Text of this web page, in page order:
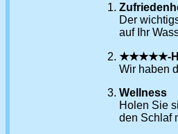
Der
auf Ihr
★★★★★-
Wir haben
Wellness
Holen Sie
den Schlaf